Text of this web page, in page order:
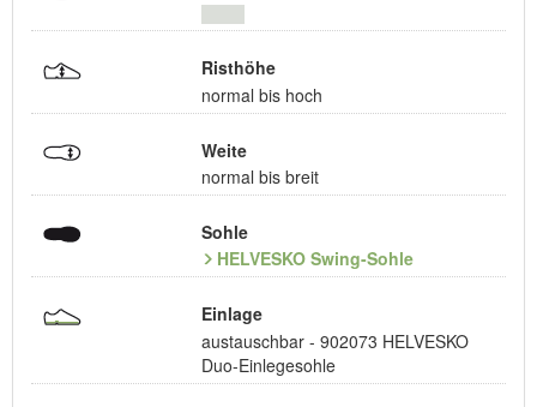
Risthöhe
normal bis hoch
Weite
normal bis breit
Sohle
HELVESKO Swing-Sohle
Einlage
austauschbar - 902073 HELVESKO
Duo-Einlegesohle